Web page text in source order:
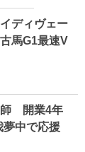
ディヴェー
馬G1最速V
師 開業4年
夢中で応援